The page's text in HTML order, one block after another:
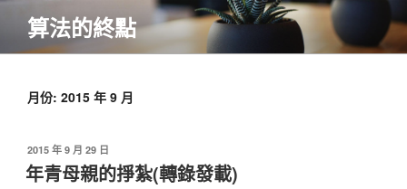
主
算法的終點
月份: 2015 年 9 月
發
佈
於
2015 年 9 月 29 日
年青母親的掙紮(轉錄發載)